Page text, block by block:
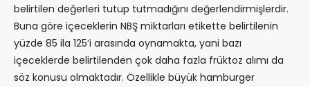
belirtilen değerleri tutup tutmadığını değerlendirmişlerdir.
Buna göre içeceklerin NBŞ miktarları etikette belirtilenin
yüzde 85 ila 125’i arasında oynamakta, yani bazı
içeceklerde belirtilenden çok daha fazla früktoz alımı da
söz konusu olmaktadır. Özellikle büyük hamburger